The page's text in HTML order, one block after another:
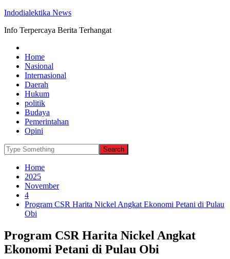
Indodialektika News
Info Terpercaya Berita Terhangat
Home
Nasional
Internasional
Daerah
Hukum
politik
Budaya
Pemerintahan
Opini
Home
2025
November
4
Program CSR Harita Nickel Angkat Ekonomi Petani di Pulau
Obi
Program CSR Harita Nickel Angkat
Ekonomi Petani di Pulau Obi